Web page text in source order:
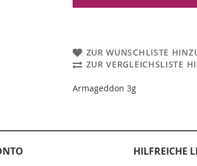
ZUR WUNSCHLISTE
ZUR VERGLEICHSLISTE
Armageddon 3g
HILFREICHE